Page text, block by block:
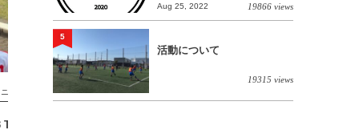
アユース
vs 石狩FC】
Aug 25, 2022 19866 views
活動について
19315 views
5